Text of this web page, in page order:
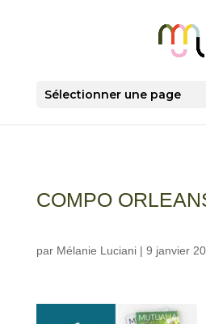
Sélectionner une page
COMPO
par Mélanie Luciani| 9 janvier